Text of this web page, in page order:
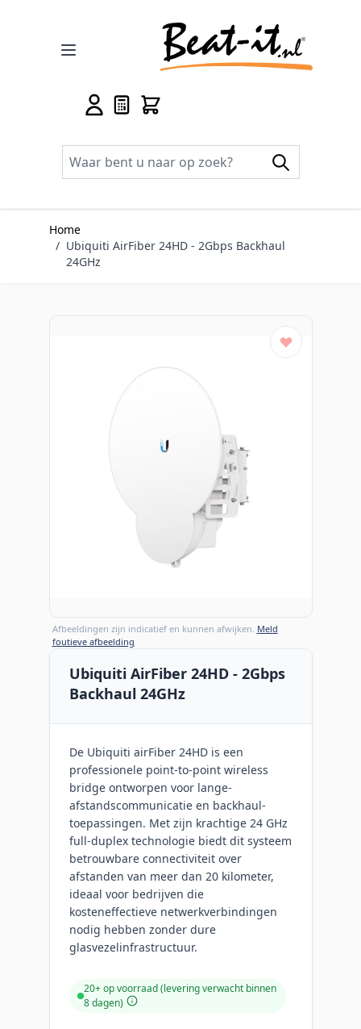
Home
/ Ubiquiti AirFiber 24HD - 2Gbps Backhaul
24GHz
Afbeeldingen zijn indicatief en kunnen afwijken. Meld
foutieve afbeelding
Ubiquiti AirFiber 24HD - 2Gbps
Backhaul 24GHz
De Ubiquiti airFiber 24HD is een
professionele point-to-point wireless
bridge ontworpen voor lange-
afstandscommunicatie en backhaul-
toepassingen. Met zijn krachtige 24 GHz
full-duplex technologie biedt dit systeem
betrouwbare connectiviteit over
afstanden van meer dan 20 kilometer,
ideaal voor bedrijven die
kosteneffectieve netwerkverbindingen
nodig hebben zonder dure
glasvezelinfrastructuur.
20+ op voorraad (levering verwacht binnen
8 dagen)